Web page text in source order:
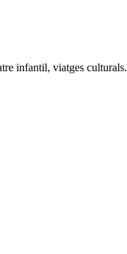
infantil, viatges culturals.